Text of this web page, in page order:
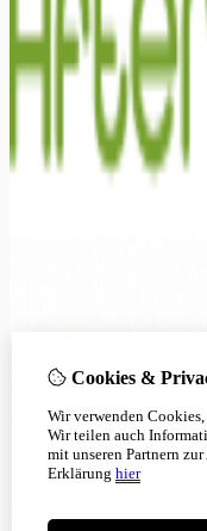
Cookies &
Wir verwenden
Wir teilen auch
mit unseren Partnern
Erklärung hier